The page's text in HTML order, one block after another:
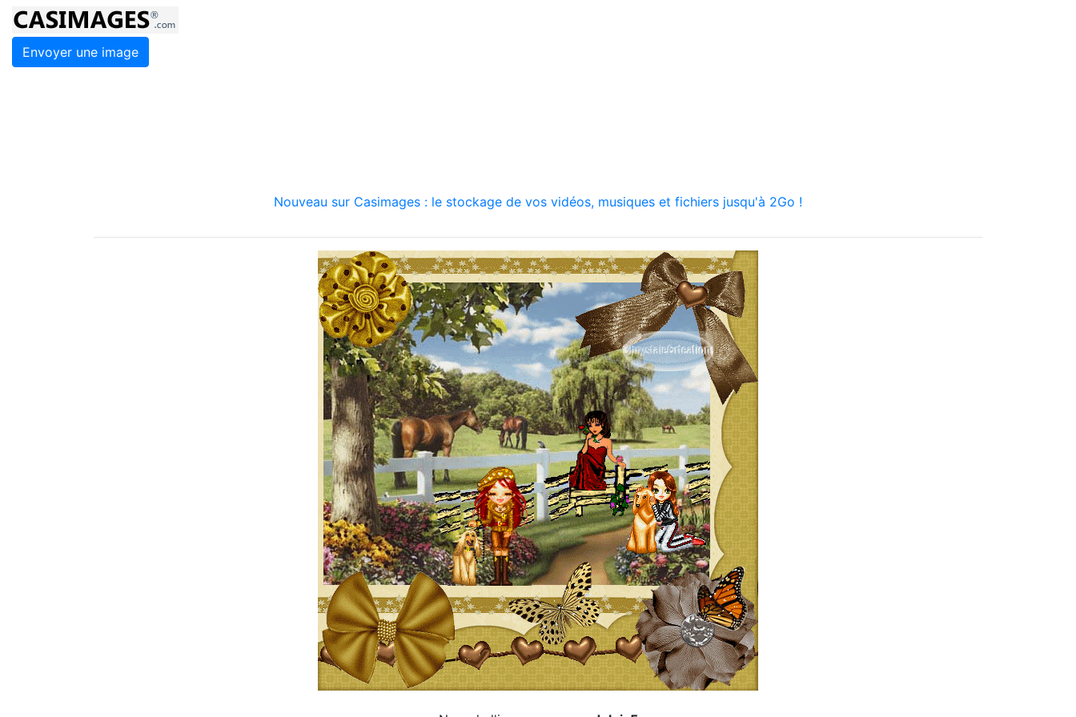
Envoyer une image
Nouveau sur Casimages : le stockage de vos vidéos, musiques et fichiers jusqu'à 2Go !